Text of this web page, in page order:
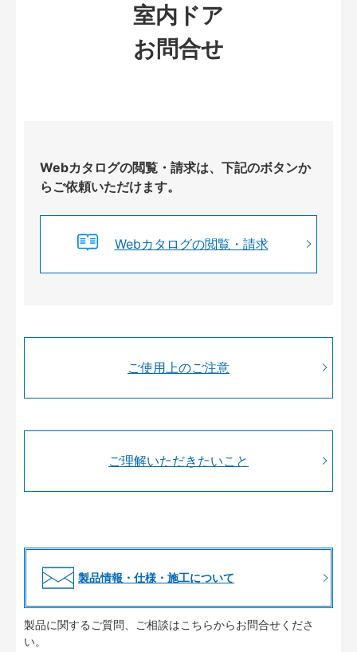
室内ドア
お問合せ
Webカタログの閲覧・請求は、下記のボタンか
らご依頼いただけます。
Webカタログの閲覧・請求
ご使用上のご注意
ご理解いただきたいこと
製品情報・仕様・施工について
製品に関するご質問、ご相談はこちらからお問合せくださ
い。